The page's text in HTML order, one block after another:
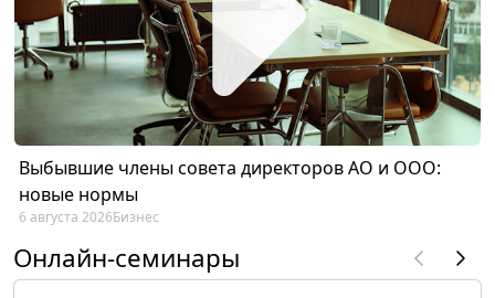
Выбывшие члены совета директоров АО и ООО:
новые нормы
6 августа 2026Бизнес
Онлайн-семинары